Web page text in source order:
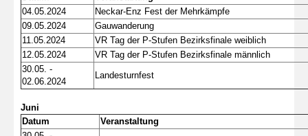
04.05.2024
Neckar-Enz Fest der Mehrkämpfe
09.05.2024
Gauwanderung
11.05.2024
VR Tag der P-Stufen Bezirksfinale weiblich
12.05.2024
VR Tag der P-Stufen Bezirksfinale männlich
30.05. -
02.06.2024
Landesturnfest
Juni
Datum
Veranstaltung